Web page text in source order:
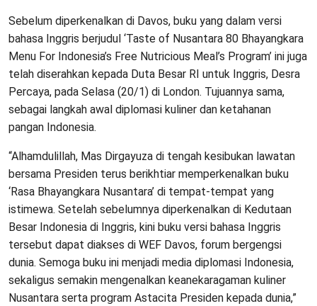
Sebelum diperkenalkan di Davos, buku yang dalam versi
bahasa Inggris berjudul ‘Taste of Nusantara 80 Bhayangkara
Menu For Indonesia’s Free Nutricious Meal’s Program’ ini juga
telah diserahkan kepada Duta Besar RI untuk Inggris, Desra
Percaya, pada Selasa (20/1) di London. Tujuannya sama,
sebagai langkah awal diplomasi kuliner dan ketahanan
pangan Indonesia.
“Alhamdulillah, Mas Dirgayuza di tengah kesibukan lawatan
bersama Presiden terus berikhtiar memperkenalkan buku
‘Rasa Bhayangkara Nusantara’ di tempat-tempat yang
istimewa. Setelah sebelumnya diperkenalkan di Kedutaan
Besar Indonesia di Inggris, kini buku versi bahasa Inggris
tersebut dapat diakses di WEF Davos, forum bergengsi
dunia. Semoga buku ini menjadi media diplomasi Indonesia,
sekaligus semakin mengenalkan keanekaragaman kuliner
Nusantara serta program Astacita Presiden kepada dunia,”